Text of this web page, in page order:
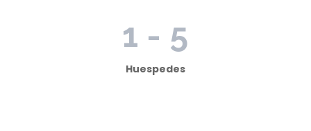
1 - 5
Huespedes